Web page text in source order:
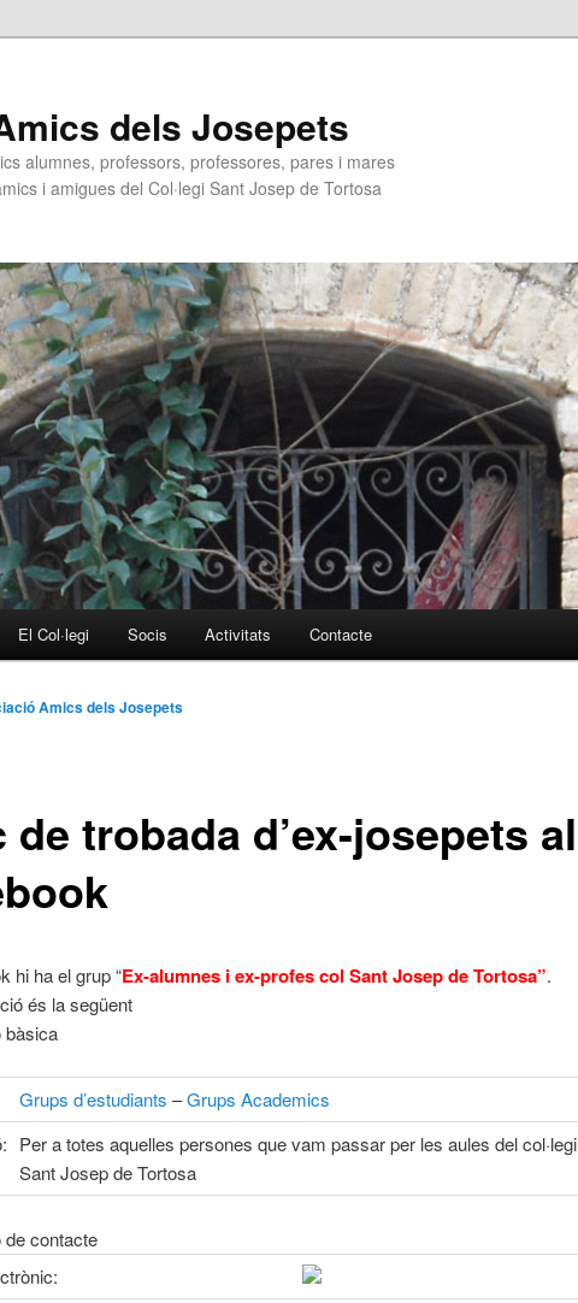
dels Josepets
alumnes, professors, professores, pares i mares
i amigues del Col·legi Sant Josep de Tortosa
El Col·legi Socis Activitats Contacte
de trobada d’ex-josepets al
Amics dels Josepets
hi ha el grup “Ex-alumnes i ex-profes col Sant Josep de Tortosa”.
és la següent
bàsica
Grups d’estudiants –Grups Academics
Per a totes aquelles persones que vam passar per les aules del col·legi
Sant Josep de Tortosa
de contacte